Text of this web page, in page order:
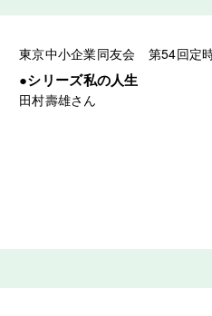
東京中小企業同友会 第54回定
●シリーズ私の人生
田村壽雄さん